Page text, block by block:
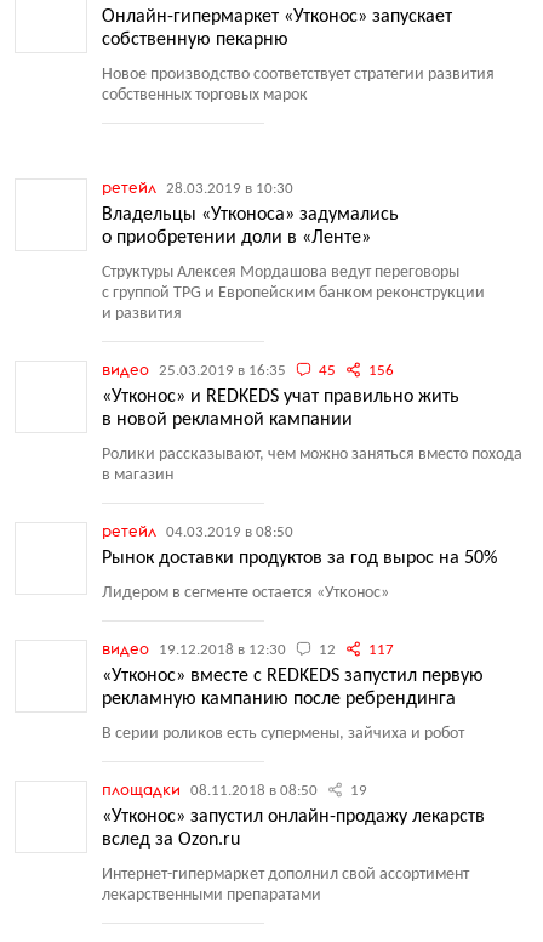
Онлайн-гипермаркет «Утконос» запускает
собственную пекарню
Новое производство соответствует стратегии развития
собственных торговых марок
ретейл 28.03.2019 в 10:30
Владельцы «Утконоса» задумались
о приобретении доли в «Ленте»
Структуры Алексея Мордашова ведут переговоры
с группой TPG и Европейским банком реконструкции
и развития
видео 25.03.2019 в 16:35 45 156
«Утконос» и REDKEDS учат правильно жить
в новой рекламной кампании
Ролики рассказывают, чем можно заняться вместо похода
в магазин
ретейл 04.03.2019 в 08:50
Рынок доставки продуктов за год вырос на 50%
Лидером в сегменте остается «Утконос»
видео 19.12.2018 в 12:30 12 117
«Утконос» вместе с REDKEDS запустил первую
рекламную кампанию после ребрендинга
В серии роликов есть супермены, зайчиха и робот
площадки 08.11.2018 в 08:50 19
«Утконос» запустил онлайн-продажу лекарств
вслед за Ozon.ru
Интернет-гипермаркет дополнил свой ассортимент
лекарственными препаратами